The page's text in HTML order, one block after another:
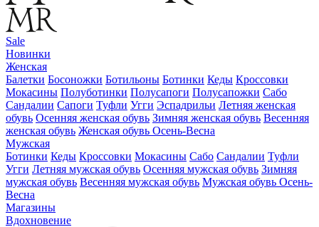
Sale
Новинки
Женская
Балетки Босоножки Ботильоны Ботинки Кеды Кроссовки
Мокасины Полуботинки Полусапоги Полусапожки Сабо
Сандалии Сапоги Туфли Угги Эспадрильи Летняя женская
обувь Осенняя женская обувь Зимняя женская обувь Весенняя
женская обувь Женская обувь Осень-Весна
Мужская
Ботинки Кеды Кроссовки Мокасины Сабо Сандалии Туфли
Угги Летняя мужская обувь Осенняя мужская обувь Зимняя
мужская обувь Весенняя мужская обувь Мужская обувь Осень-
Весна
Магазины
Вдохновение